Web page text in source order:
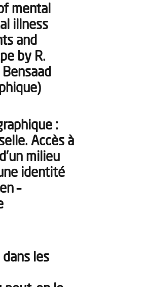
mental
illness
and
by R.
:
Accès à
milieu
identité
–
dans les